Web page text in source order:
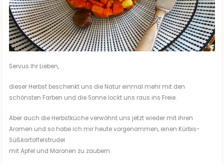
Servus Ihr Lieben,
dieser Herbst beschenkt uns die Natur einmal mehr mit den
schönsten Farben und die Sonne lockt uns raus ins Freie.
Aber auch die Herbstküche verwöhnt uns jetzt wieder mit ihren
Aromen und so habe ich mir heute vorgenommen, einen Kürbis-
Süßkartoffelstrudel
mit Apfel und Maronen zu zaubern.